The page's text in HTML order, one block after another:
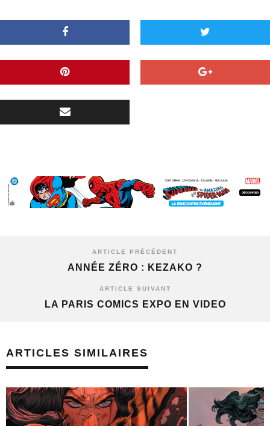
ARTICLE PRÉCÉDENT
ANNÉE ZÉRO : KEZAKO ?
ARTICLE SUIVANT
LA PARIS COMICS EXPO EN VIDEO
ARTICLES SIMILAIRES